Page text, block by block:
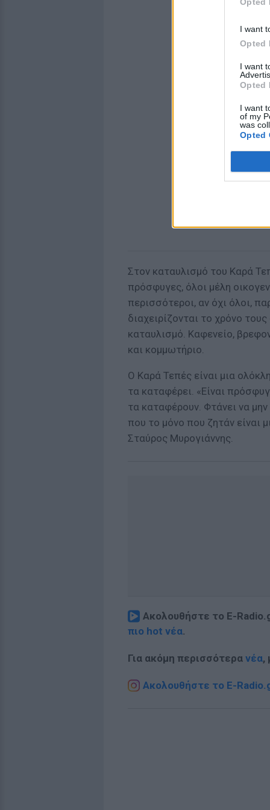
I want
Opted
I want
Opted
I want
of my
was
Opted
Στον καταυλισμό του Καρά
πρόσφυγες, όλοι μέλη
περισσότεροι, αν όχι όλοι,
διαχειρίζονται το χρόνο
καταυλισμό. Καφενείο,
και κομμωτήριο.
Ο Καρά Τεπές είναι μια
τα καταφέρει. «Είναι
τα καταφέρουν. Φτάνει να
που το μόνο που ζητάν είναι
Σταύρος Μυρογιάννης.
Ακολουθήστε το E-
πιο hot νέα.
Για ακόμη περισσότερα νέα,
Ακολουθήστε το E-